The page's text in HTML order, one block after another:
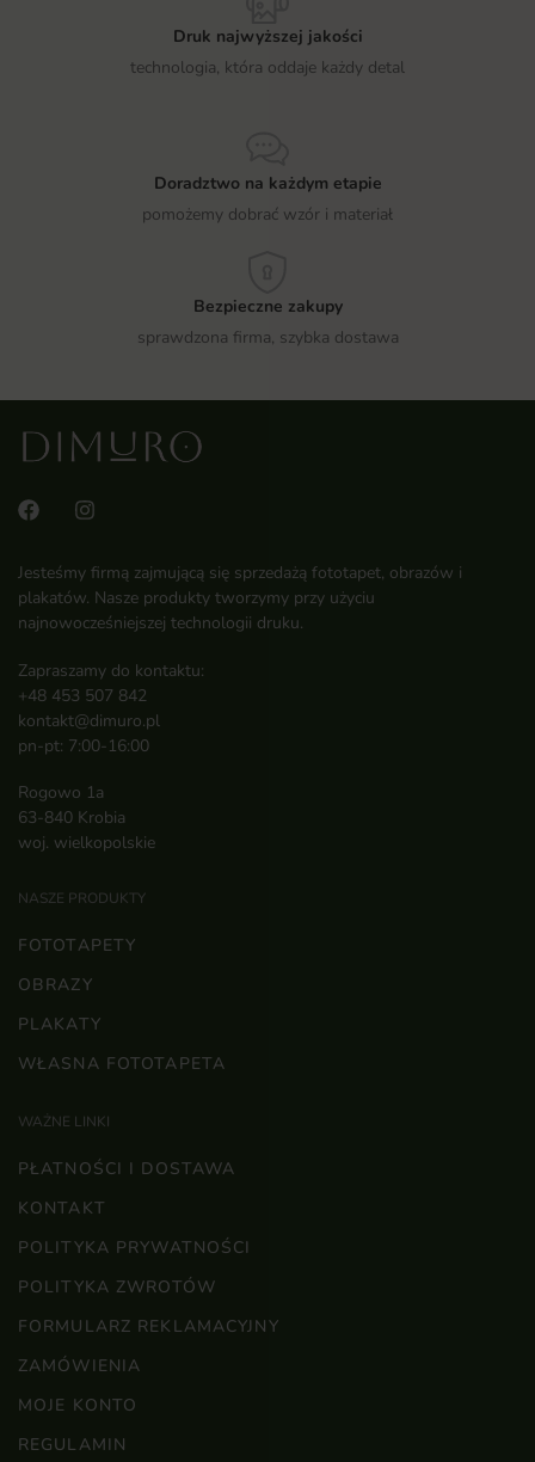
Druk najwyższej jakości
technologia, która oddaje każdy detal
Doradztwo na każdym etapie
pomożemy dobrać wzór i materiał
Bezpieczne zakupy
sprawdzona firma, szybka dostawa
Jesteśmy firmą zajmującą się sprzedażą fototapet, obrazów i
plakatów. Nasze produkty tworzymy przy użyciu
najnowocześniejszej technologii druku.
Zapraszamy do kontaktu:
+48 453 507 842
kontakt@dimuro.pl
pn-pt: 7:00-16:00
Rogowo 1a
63-840 Krobia
woj. wielkopolskie
NASZE PRODUKTY
FOTOTAPETY
OBRAZY
PLAKATY
WŁASNA FOTOTAPETA
WAŻNE LINKI
PŁATNOŚCI I DOSTAWA
KONTAKT
POLITYKA PRYWATNOŚCI
POLITYKA ZWROTÓW
FORMULARZ REKLAMACYJNY
ZAMÓWIENIA
MOJE KONTO
REGULAMIN